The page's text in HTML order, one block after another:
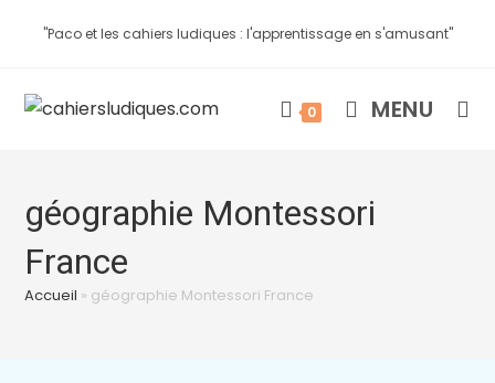
"Paco et les cahiers ludiques : l'apprentissage en s'amusant"
0 MENU
géographie Montessori
France
Accueil » géographie Montessori France